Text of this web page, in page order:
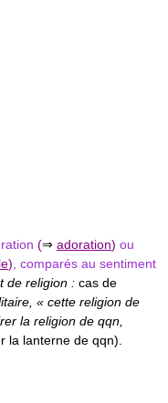
(⇒ adoration) ou
) , comparés au sentiment
de religion : cas de
« cette religion de
la religion de qqn,
la lanterne de qqn).